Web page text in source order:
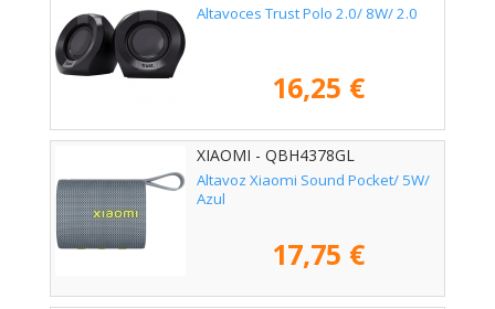
Altavoces Trust Polo 2.0/ 8W/ 2.0
16,25 €
XIAOMI - QBH4378GL
Altavoz Xiaomi Sound Pocket/ 5W/
Azul
17,75 €